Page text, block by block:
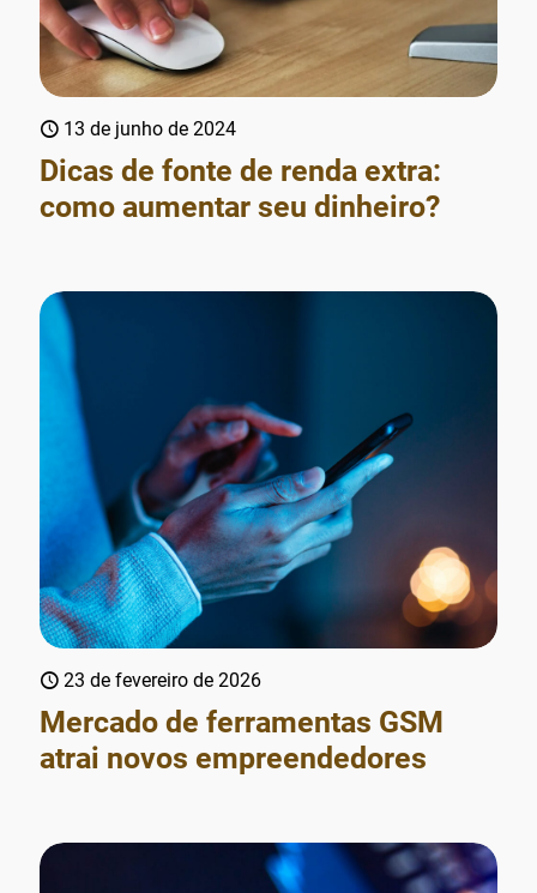
13 de junho de 2024
Dicas de fonte de renda extra:
como aumentar seu dinheiro?
23 de fevereiro de 2026
Mercado de ferramentas GSM
atrai novos empreendedores